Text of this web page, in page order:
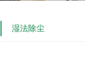
湿法除尘